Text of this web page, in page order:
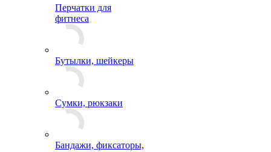
Перчатки для
фитнеса
Бутылки, шейкеры
Сумки, рюкзаки
Бандажи, фиксаторы,